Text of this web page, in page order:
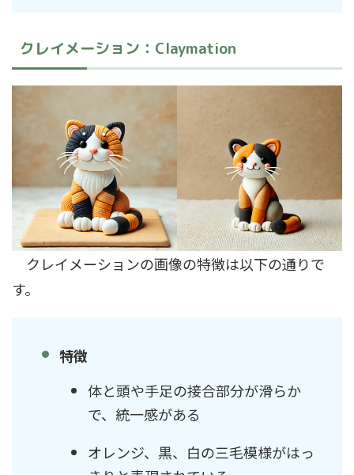
クレイメーション：Claymation
クレイメーションの画像の特徴は以下の通りで
す。
特徴
体と頭や手足の接合部分が滑らか
で、統一感がある
オレンジ、黒、白の三毛模様がはっ